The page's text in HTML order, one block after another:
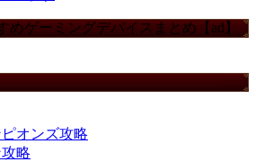
めゲーミングデバイスまとめ【ad】
オンズ攻略
略